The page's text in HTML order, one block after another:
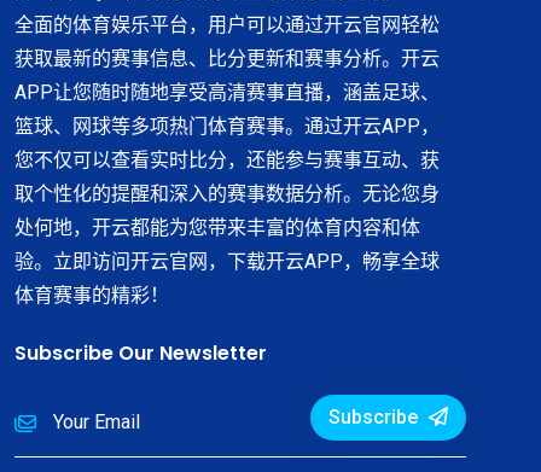
全面的体育娱乐平台，用户可以通过开云官网轻松
获取最新的赛事信息、比分更新和赛事分析。开云
APP让您随时随地享受高清赛事直播，涵盖足球、
篮球、网球等多项热门体育赛事。通过开云APP，
您不仅可以查看实时比分，还能参与赛事互动、获
取个性化的提醒和深入的赛事数据分析。无论您身
处何地，开云都能为您带来丰富的体育内容和体
验。立即访问开云官网，下载开云APP，畅享全球
体育赛事的精彩！
Subscribe Our Newsletter
Subscribe